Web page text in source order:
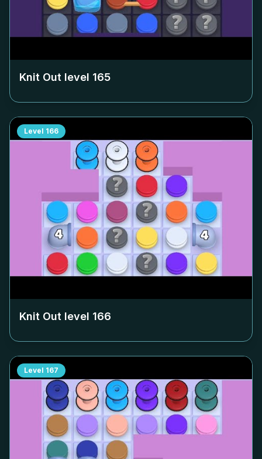
Knit Out level 165
Level 166
Knit Out level 166
Level 167